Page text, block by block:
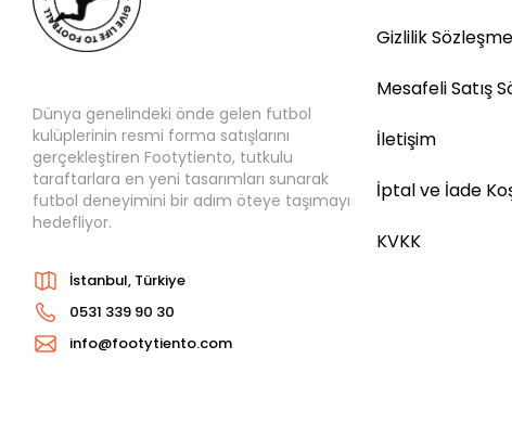
Dünya genelindeki önde gelen futbol
kulüplerinin resmi forma satışlarını
gerçekleştiren Footytiento, tutkulu
taraftarlara en yeni tasarımları sunarak
futbol deneyimini bir adım öteye taşımayı
hedefliyor.
İstanbul, Türkiye
0531 339 90 30
info@footytiento.com
Gizlilik
Mesafeli Satış
İletişim
İptal ve İade
KVKK